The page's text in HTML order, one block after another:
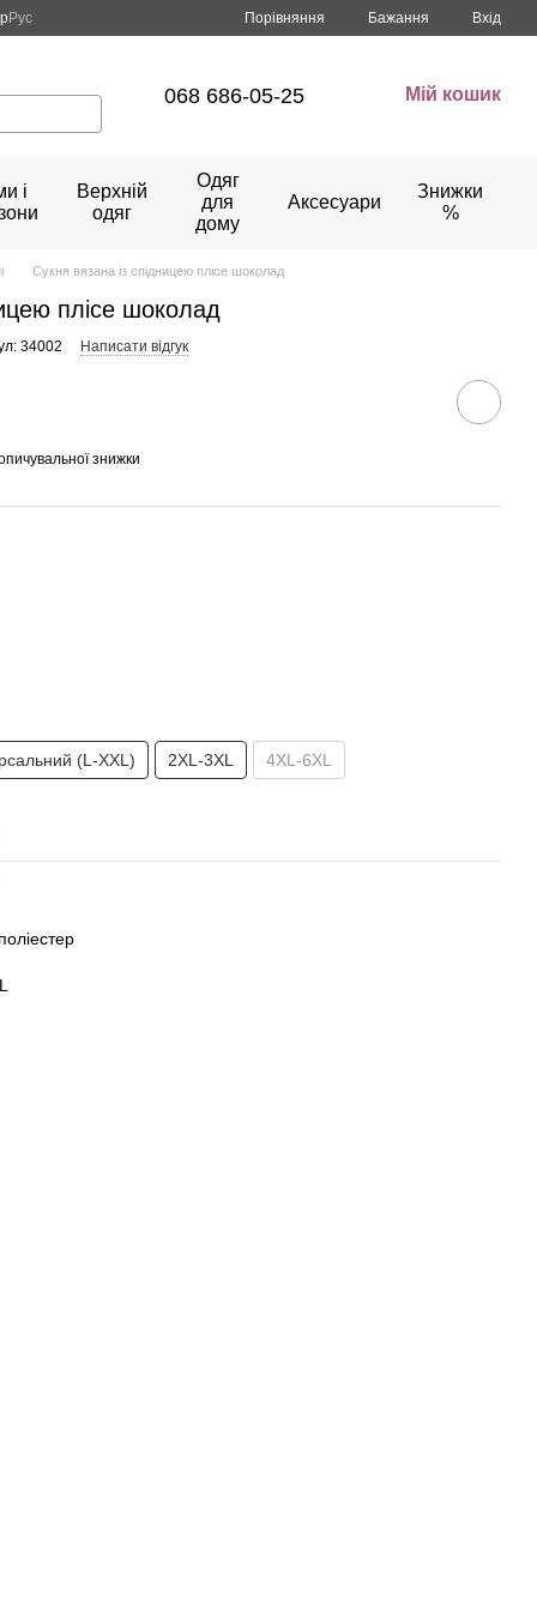
Рус Порівняння Бажання Вхід
068 686-05-25 Мій кошик
і
Верхній
одяг
Одяг
для
дому
Аксесуари
Знижки
%
Сукня вязана із спідницею плісе шоколад
плісе шоколад
34002 Написати відгук
знижки
(L-XXL) 2XL-3XL 4XL-6XL